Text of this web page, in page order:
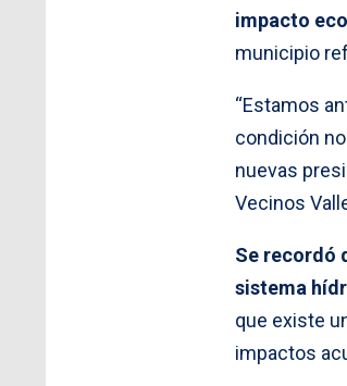
impacto
municipio
“Estamos
condición
nuevas
Vecinos
Se recordó
sistema
que existe
impactos